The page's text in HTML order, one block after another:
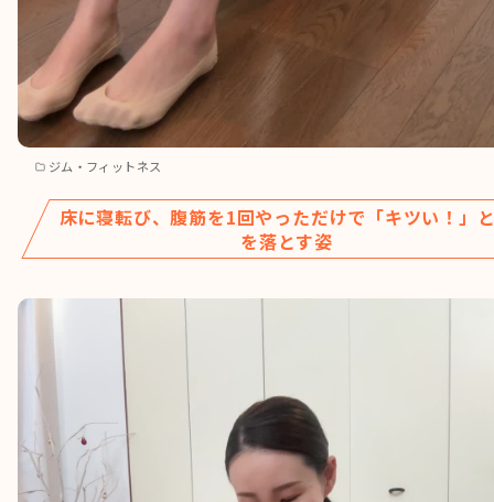
ジム・フィットネス
床に寝転び、腹筋を1回やっただけで「キツい！」
を落とす姿